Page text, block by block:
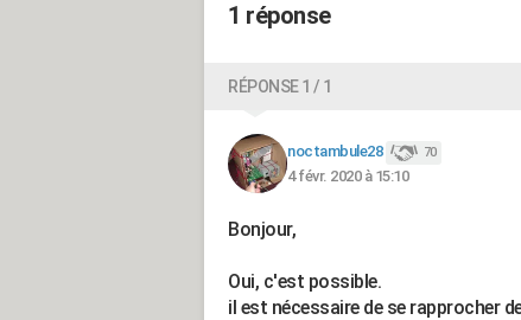
1 réponse
RÉPONSE 1 / 1
noctambule28 70
4 févr. 2020 à 15:10
Bonjour,
Oui, c'est possible.
il est nécessaire de se rapprocher